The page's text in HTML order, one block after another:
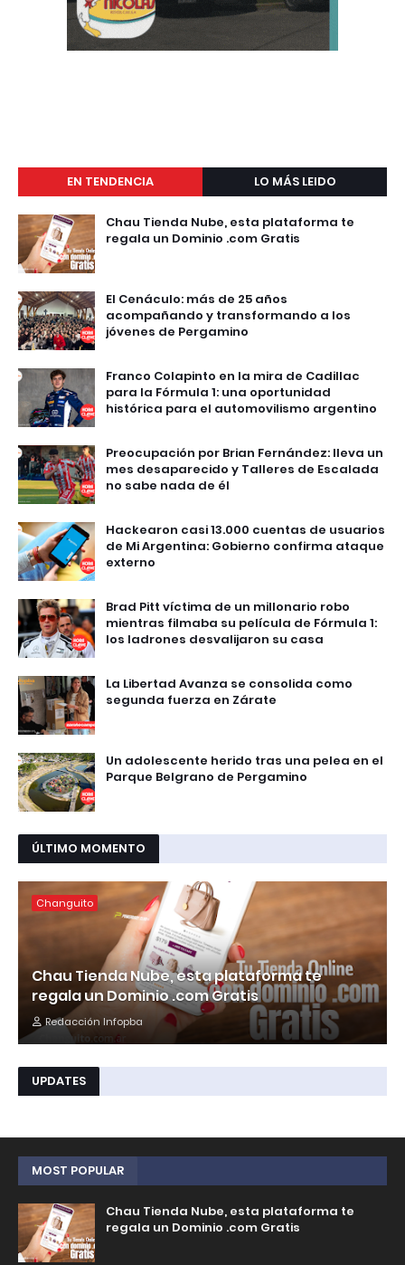
EN TENDENCIA LO MÁS LEIDO
Chau Tienda Nube, esta plataforma te
regala un Dominio .com Gratis
El Cenáculo: más de 25 años
acompañando y transformando a los
jóvenes de Pergamino
Franco Colapinto en la mira de Cadillac
para la Fórmula 1: una oportunidad
histórica para el automovilismo argentino
Preocupación por Brian Fernández: lleva un
mes desaparecido y Talleres de Escalada
no sabe nada de él
Hackearon casi 13.000 cuentas de usuarios
de Mi Argentina: Gobierno confirma ataque
externo
Brad Pitt víctima de un millonario robo
mientras filmaba su película de Fórmula 1:
los ladrones desvalijaron su casa
La Libertad Avanza se consolida como
segunda fuerza en Zárate
Un adolescente herido tras una pelea en el
Parque Belgrano de Pergamino
ÚLTIMO MOMENTO
Changuito
Chau Tienda Nube, esta plataforma te
regala un Dominio .com Gratis
Redacción Infopba
UPDATES
MOST POPULAR
Chau Tienda Nube, esta plataforma te
regala un Dominio .com Gratis